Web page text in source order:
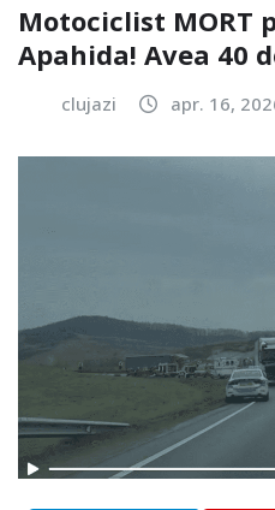
Motociclist MORT
Apahida! Avea 40
clujazi apr. 16,